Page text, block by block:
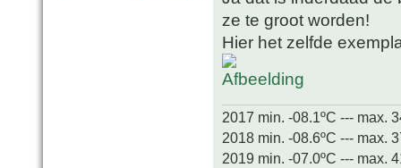
ze te groot worden!
Hier het zelfde
2017 min. -08.1ºC --- max.
2018 min. -08.6ºC --- max.
2019 min. -07.0ºC --- max.